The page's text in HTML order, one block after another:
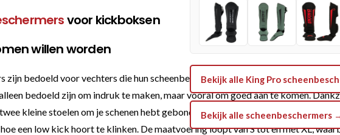
aantal
Bekijk alle King Pro
Bekijk alle scheenbeschermers
voor kickboksen
willen worden
zijn bedoeld voor vechters die hun scheenbenen niet graag aan het lot
bedoeld zijn om indruk te maken, maar vooral om goed aan te komen.
kleine stoelen om je schenen hebt gebonden. De pasvorm is geschikt voor
een low kick hoort te klinken. De maatvoering loopt van S tot en met XL,